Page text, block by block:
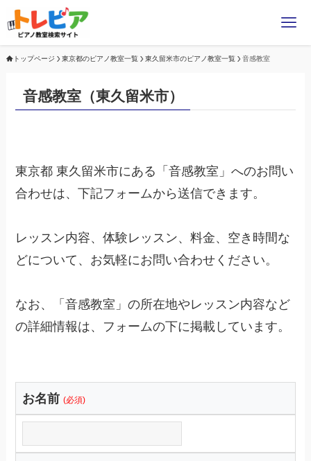
トップページ 東京都のピアノ教室一覧 東久留米市のピアノ教室一覧 音感教室
音感教室（東久留米市）
東京都 東久留米市にある「音感教室」へのお問い
合わせは、下記フォームから送信できます。
レッスン内容、体験レッスン、料金、空き時間な
どについて、お気軽にお問い合わせください。
なお、「音感教室」の所在地やレッスン内容など
の詳細情報は、フォームの下に掲載しています。
お名前 (必須)